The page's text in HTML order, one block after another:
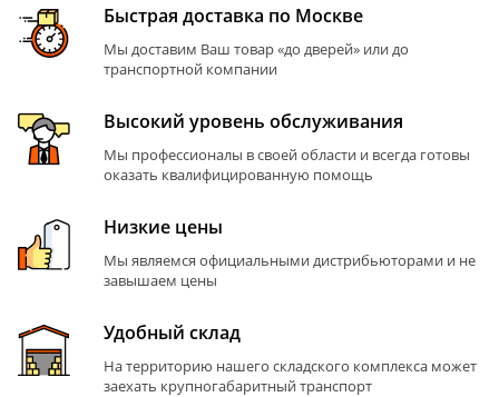
Быстрая доставка по Москве
Мы доставим Ваш товар «до дверей» или до
транспортной компании
Высокий уровень обслуживания
Мы профессионалы в своей области и всегда готовы
оказать квалифицированную помощь
Низкие цены
Мы являемся официальными дистрибьюторами и не
завышаем цены
Удобный склад
На территорию нашего складского комплекса может
заехать крупногабаритный транспорт